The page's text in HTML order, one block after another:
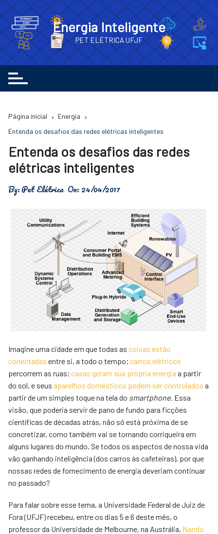
para
o
conteúdo
Energia Inteligente
PET ELÉTRICA UFJF
Página inicial
Energia
Entenda os desafios das redes elétricas inteligentes
Entenda os desafios das redes
elétricas inteligentes
By:Pet Elétrica On: 24/04/2017
Imagine uma cidade em que todas ascoisas estão
conectadas entre si, a todo o tempo;carros elétricos
percorrem as ruas;casas geram sua própria energia a partir
do sol, e seusaparelhos domésticos podem ser controlados a
partir de um simples toque na tela do smartphone . Essa
visão, que poderia servir de pano de fundo para ficções
científicas de décadas atrás, não só está próxima de se
concretizar, como também vai se tornando corriqueira em
alguns lugares do mundo. Se todos os aspectos de nossa vida
vão ganhando inteligência (dos carros às cafeteiras), por que
nossas redes de fornecimento de energia deveriam continuar
no passado?
Para falar sobre esse tema, a Universidade Federal de Juiz de
Fora (UFJF) recebeu, entre os dias 5 e 6 deste mês, o
professor da Universidade de Melbourne, na Austrália, Nando